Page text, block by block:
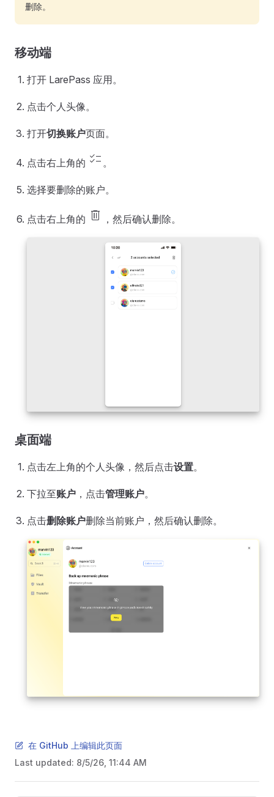
删除。
移动端
打开 LarePass 应用。
点击个人头像。
打开切换账户页面。
点击右上角的 checklist 。
选择要删除的账户。
点击右上角的 delete ，然后确认删除。
桌面端
点击左上角的个人头像，然后点击设置。
下拉至账户 ，点击管理账户。
点击删除账户删除当前账户，然后确认删除。
在 GitHub 上编辑此页面
Last updated: 8/5/26, 11:44 AM